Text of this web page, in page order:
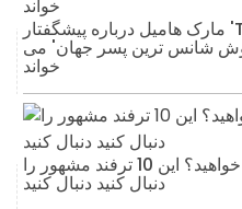
مارک هامیل درباره پیشگفتار 'The Dark Crystal' نتفلیکس
شانس ترین پسر جهان' می
خواند
پوستی بی عیب و نقص می خواهید؟ این 10 ترفند مشهور را
دنبال کنید دنبال کنید